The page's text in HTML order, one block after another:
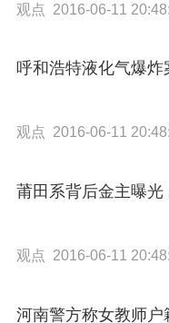
观点 2016-06-11
呼和浩特液化气爆
观点 2016-06-11
莆田系背后金主曝
观点 2016-06-11
河南警方称女教师